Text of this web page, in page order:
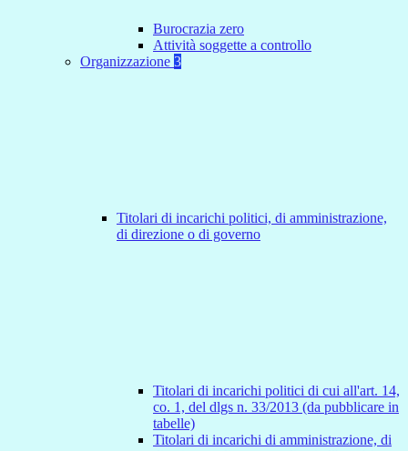
Burocrazia zero
Attività soggette a controllo
Organizzazione 3
Titolari di incarichi politici, di amministrazione,
di direzione o di governo
Titolari di incarichi politici di cui all'art. 14,
co. 1, del dlgs n. 33/2013 (da pubblicare in
tabelle)
Titolari di incarichi di amministrazione, di